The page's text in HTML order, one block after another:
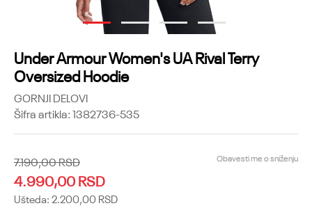
1 2 3 4
Under Armour Women's UA Rival Terry
Oversized Hoodie
GORNJI DELOVI
Šifra artikla:1382736-535
7.190,00RSD
4.990,00RSD
Ušteda: 2.200,00 RSD
Obavesti me o sniženju